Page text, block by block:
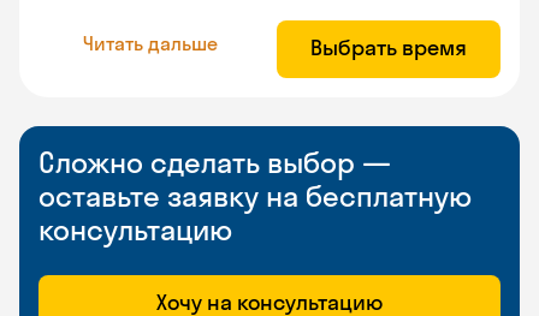
Читать дальше Выбрать время
Сложно сделать выбор —
оставьте заявку на бесплатную
консультацию
Хочу на консультацию